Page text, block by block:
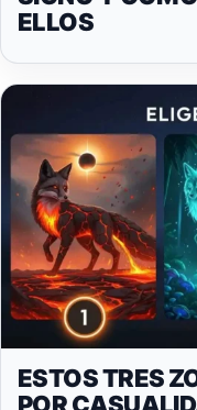
ELLOS
ESTOS TRES